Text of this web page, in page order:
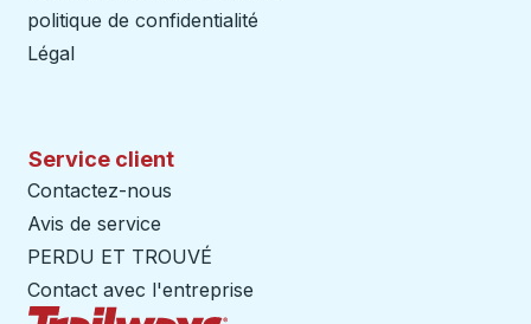
politique de confidentialité
Légal
Service client
Contactez-nous
Avis de service
PERDU ET TROUVÉ
Contact avec l'entreprise